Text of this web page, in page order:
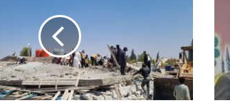
8
آخرين
جراء
انهيار
مبنى